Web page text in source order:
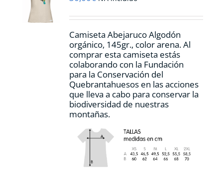
en
página
de
producto
Camiseta Abejaruco Algodón
orgánico, 145gr., color arena. Al
comprar esta camiseta estás
colaborando con la Fundación
para la Conservación del
Quebrantahuesos en las acciones
que lleva a cabo para conservar la
biodiversidad de nuestras
montañas.